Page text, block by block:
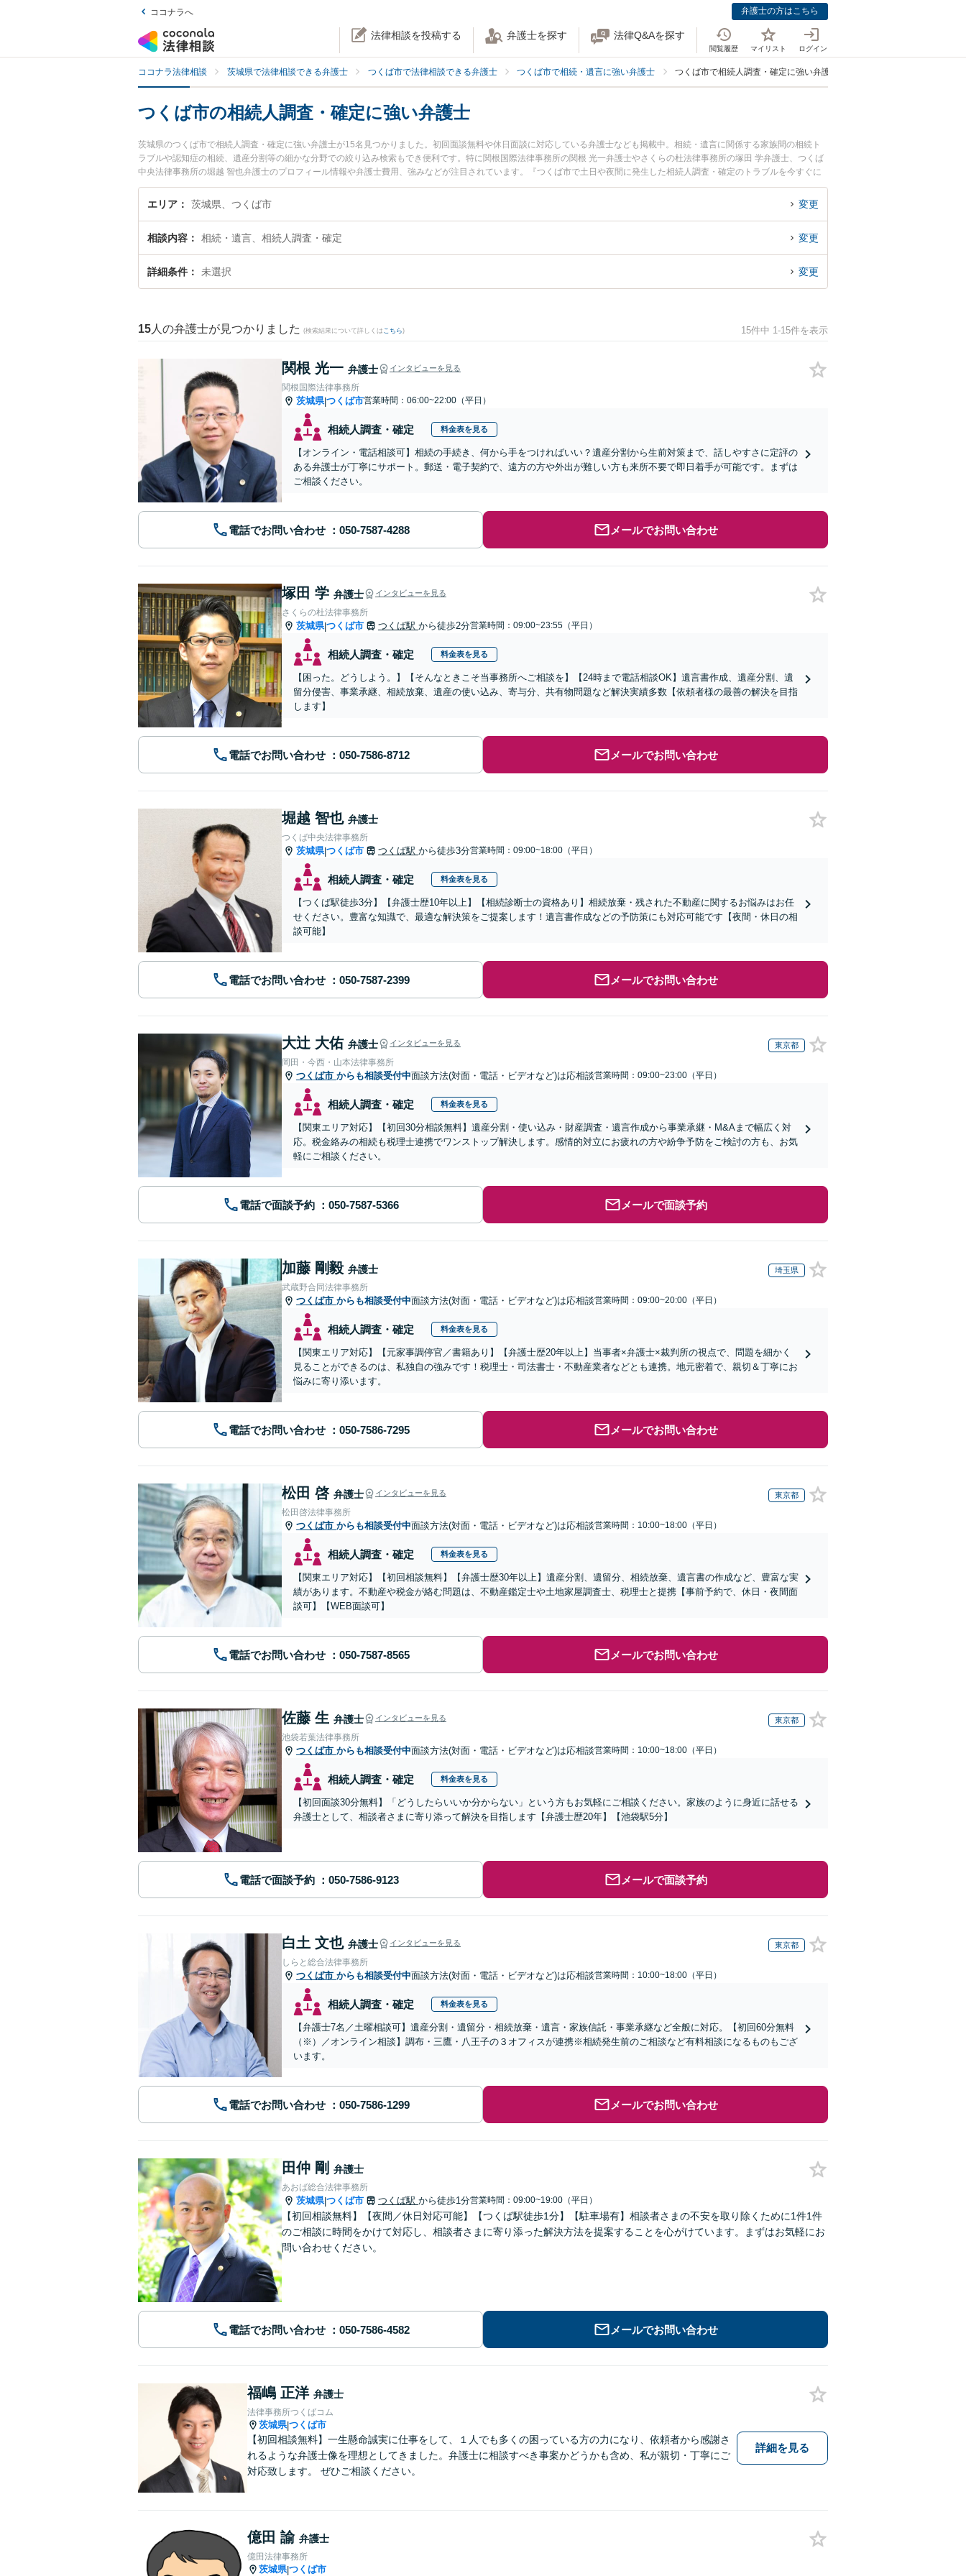
ココナラへ 弁護士の方はこちら
法律相談を投稿する 弁護士を探す 法律Q&Aを探す
閲覧履歴 マイリスト ログイン
ココナラ法律相談 茨城県で法律相談できる弁護士 つくば市で法律相談できる弁護士 つくば市で相続・遺言に強い弁護士 つくば市で相続人調査・確定に強い弁護士
つくば市の相続人調査・確定に強い弁護士
茨城県のつくば市で相続人調査・確定に強い弁護士が15名見つかりました。初回面談無料や休日面談に対応している弁護士なども掲載中。相続・遺言に関係する家族間の相続ト
ラブルや認知症の相続、遺産分割等の細かな分野での絞り込み検索もでき便利です。特に関根国際法律事務所の関根 光一弁護士やさくらの杜法律事務所の塚田 学弁護士、つくば
中央法律事務所の堀越 智也弁護士のプロフィール情報や弁護士費用、強みなどが注目されています。『つくば市で土日や夜間に発生した相続人調査・確定のトラブルを今すぐに
弁護士に相談したい』『相続人調査・確定のトラブル解決の実績豊富な近くの弁護士を検索したい』『初回相談無料で相続人調査・確定を法律相談できるつくば市内の弁護士に相
談予約したい』などでお困りの相談者さんにおすすめです。
エリア 茨城県、つくば市 変更
相談内容 相続・遺言、相続人調査・確定 変更
詳細条件 未選択 変更
15 人の弁護士が見つかりました (検索結果について詳しくは こちら) 15件中 1-15件を表示
関根 光一 弁護士 インタビューを見る
関根国際法律事務所
茨城県|つくば市営業時間：06:00~22:00（平日）
相続人調査・確定 料金表を見る
【オンライン・電話相談可】相続の手続き、何から手をつければいい？遺産分割から生前対策まで、話しやすさに定評の
ある弁護士が丁寧にサポート。郵送・電子契約で、遠方の方や外出が難しい方も来所不要で即日着手が可能です。まずは
ご相談ください。
電話でお問い合わせ メールでお問い合わせ
塚田 学 弁護士 インタビューを見る
さくらの杜法律事務所
茨城県|つくば市 つくば駅 から徒歩2分営業時間：09:00~23:55（平日）
相続人調査・確定 料金表を見る
【困った。どうしよう。】【そんなときこそ当事務所へご相談を】【24時まで電話相談OK】遺言書作成、遺産分割、遺
留分侵害、事業承継、相続放棄、遺産の使い込み、寄与分、共有物問題など解決実績多数【依頼者様の最善の解決を目指
します】
電話でお問い合わせ メールでお問い合わせ
堀越 智也 弁護士
つくば中央法律事務所
茨城県|つくば市 つくば駅 から徒歩3分営業時間：09:00~18:00（平日）
相続人調査・確定 料金表を見る
【つくば駅徒歩3分】【弁護士歴10年以上】【相続診断士の資格あり】相続放棄・残された不動産に関するお悩みはお任
せください。豊富な知識で、最適な解決策をご提案します！遺言書作成などの予防策にも対応可能です【夜間・休日の相
談可能】
電話でお問い合わせ メールでお問い合わせ
大辻 大佑 弁護士 インタビューを見る 東京都
岡田・今西・山本法律事務所
つくば市 からも相談受付中面談方法(対面・電話・ビデオなど)は応相談営業時間：09:00~23:00（平日）
相続人調査・確定 料金表を見る
【関東エリア対応】【初回30分相談無料】遺産分割・使い込み・財産調査・遺言作成から事業承継・M&Aまで幅広く対
応。税金絡みの相続も税理士連携でワンストップ解決します。感情的対立にお疲れの方や紛争予防をご検討の方も、お気
軽にご相談ください。
電話で面談予約 メールで面談予約
加藤 剛毅 弁護士 埼玉県
武蔵野合同法律事務所
つくば市 からも相談受付中面談方法(対面・電話・ビデオなど)は応相談営業時間：09:00~20:00（平日）
相続人調査・確定 料金表を見る
【関東エリア対応】【元家事調停官／書籍あり】【弁護士歴20年以上】当事者×弁護士×裁判所の視点で、問題を細かく
見ることができるのは、私独自の強みです！税理士・司法書士・不動産業者などとも連携。地元密着で、親切＆丁寧にお
悩みに寄り添います。
電話でお問い合わせ メールでお問い合わせ
松田 啓 弁護士 インタビューを見る 東京都
松田啓法律事務所
つくば市 からも相談受付中面談方法(対面・電話・ビデオなど)は応相談営業時間：10:00~18:00（平日）
相続人調査・確定 料金表を見る
【関東エリア対応】【初回相談無料】【弁護士歴30年以上】遺産分割、遺留分、相続放棄、遺言書の作成など、豊富な実
績があります。不動産や税金が絡む問題は、不動産鑑定士や土地家屋調査士、税理士と提携【事前予約で、休日・夜間面
談可】【WEB面談可】
電話でお問い合わせ メールでお問い合わせ
佐藤 生 弁護士 インタビューを見る 東京都
池袋若葉法律事務所
つくば市 からも相談受付中面談方法(対面・電話・ビデオなど)は応相談営業時間：10:00~18:00（平日）
相続人調査・確定 料金表を見る
【初回面談30分無料】「どうしたらいいか分からない」という方もお気軽にご相談ください。家族のように身近に話せる
弁護士として、相談者さまに寄り添って解決を目指します【弁護士歴20年】【池袋駅5分】
電話で面談予約 メールで面談予約
白土 文也 弁護士 インタビューを見る 東京都
しらと総合法律事務所
つくば市 からも相談受付中面談方法(対面・電話・ビデオなど)は応相談営業時間：10:00~18:00（平日）
相続人調査・確定 料金表を見る
【弁護士7名／土曜相談可】遺産分割・遺留分・相続放棄・遺言・家族信託・事業承継など全般に対応。【初回60分無料
（※）／オンライン相談】調布・三鷹・八王子の３オフィスが連携※相続発生前のご相談など有料相談になるものもござ
います。
電話でお問い合わせ メールでお問い合わせ
田仲 剛 弁護士
あおば総合法律事務所
茨城県|つくば市 つくば駅 から徒歩1分営業時間：09:00~19:00（平日）
【初回相談無料】【夜間／休日対応可能】【つくば駅徒歩1分】【駐車場有】相談者さまの不安を取り除くために1件1件
のご相談に時間をかけて対応し、相談者さまに寄り添った解決方法を提案することを心がけています。まずはお気軽にお
問い合わせください。
電話でお問い合わせ メールでお問い合わせ
福嶋 正洋 弁護士
法律事務所つくばコム
茨城県|つくば市
【初回相談無料】一生懸命誠実に仕事をして、１人でも多くの困っている方の力になり、依頼者から感謝さ
れるような弁護士像を理想としてきました。弁護士に相談すべき事案かどうかも含め、私が親切・丁寧にご
対応致します。 ぜひご相談ください。
詳細を見る
億田 諭 弁護士
億田法律事務所
茨城県|つくば市